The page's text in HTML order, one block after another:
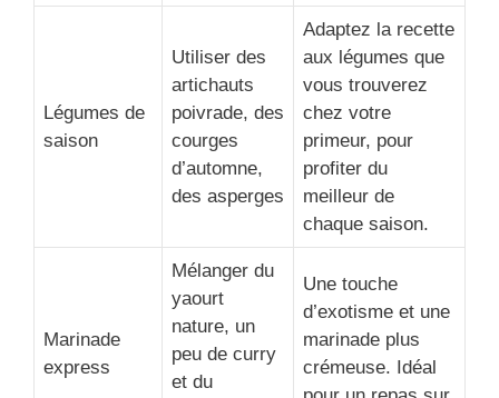
Légumes de
saison
Utiliser des
artichauts
poivrade, des
courges
d’automne,
des asperges
Adaptez la recette
aux légumes que
vous trouverez
chez votre
primeur, pour
profiter du
meilleur de
chaque saison.
Marinade
express
Mélanger du
yaourt
nature, un
peu de curry
et du
Une touche
d’exotisme et une
marinade plus
crémeuse. Idéal